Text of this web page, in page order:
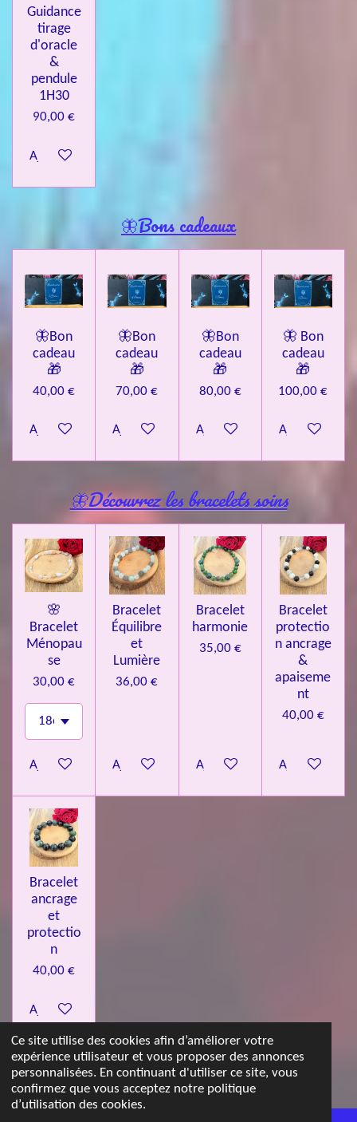
Ce site utilise des cookies afin d’améliorer votre
expérience utilisateur et vous proposer des annonces
personnalisées. En continuant d'utiliser ce site, vous
confirmez que vous acceptez notre politique
d’utilisation des cookies.
Guidance
tirage
d'oracle
&
pendule
1H30
90,00 €
Ajouter au panier
🦋Bons cadeaux
🦋Bon
cadeau
🎁
40,00 €
Ajouter au panier
🦋Bon
cadeau
🎁
70,00 €
Ajouter au panier
🦋Bon
cadeau
🎁
80,00 €
Ajouter au panier
🦋 Bon
cadeau
🎁
100,00 €
Ajouter au
🦋Découvrez les bracelets soins
🌸
Bracelet
Ménopau
se
30,00 €
Ajouter au panier
Bracelet
Équilibre
et
Lumière
36,00 €
Ajouter au panier
Bracelet
harmonie
35,00 €
Ajouter au panier
Bracelet
protectio
n ancrage
&
apaiseme
nt
40,00 €
Ajouter au
Bracelet
ancrage
et
protectio
n
40,00 €
Ajouter au panier
© 2023 - 2026 Les jolies pierres d'Emma
Propulsé par Webador